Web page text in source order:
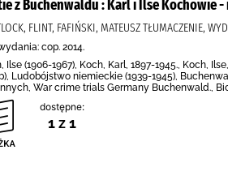
z Buchenwaldu : Karl i Ilse Kochowie
FLINT, FAFIŃSKI, MATEUSZ TŁUMACZENIE,
cop. 2014.
Ilse (1906-1967), Koch, Karl, 1897-1945., Koch,
Ludobójstwo niemieckie (1939-1945),
War crime trials Germany Buchenwald.,
dostępne:
1 z 1